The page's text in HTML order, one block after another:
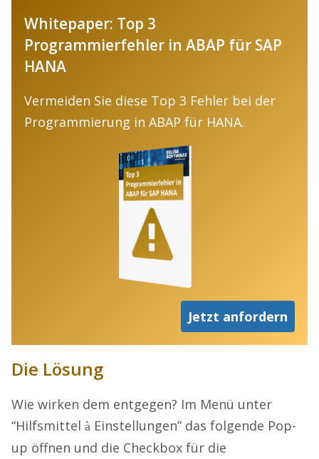
Whitepaper: Top 3
Programmierfehler in ABAP für SAP
HANA
Vermeiden Sie diese Top 3 Fehler bei der
Programmierung in ABAP für HANA.
Jetzt anfordern
Die Lösung
Wie wirken dem entgegen? Im Menü unter
“Hilfsmittel à Einstellungen” das folgende Pop-
up öffnen und die Checkbox für die